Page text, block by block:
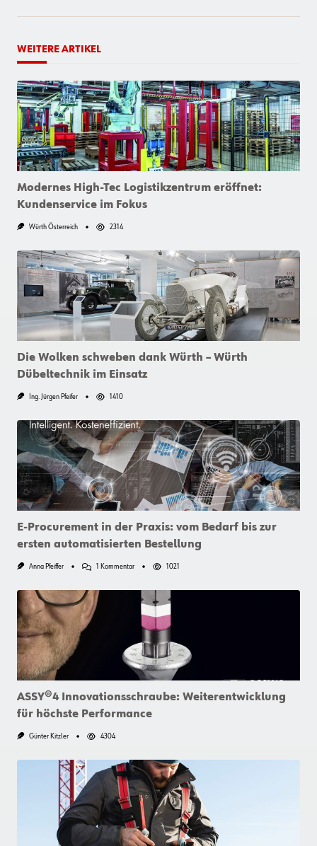
WEITERE ARTIKEL
Modernes High-Tec Logistikzentrum eröffnet:
Kundenservice im Fokus
Würth Österreich 2314
Die Wolken schweben dank Würth – Würth
Dübeltechnik im Einsatz
Ing. Jürgen Pfeifer 1410
E-Procurement in der Praxis: vom Bedarf bis zur
ersten automatisierten Bestellung
Anna Pfeiffer 1 KommentarZu
Praxis:
Vom
Bedarf
Bis
Zur
Ersten
Automatisierten
Bestellung
1021
ASSY®4 Innovationsschraube: Weiterentwicklung
für höchste Performance
Günter Kitzler 4304